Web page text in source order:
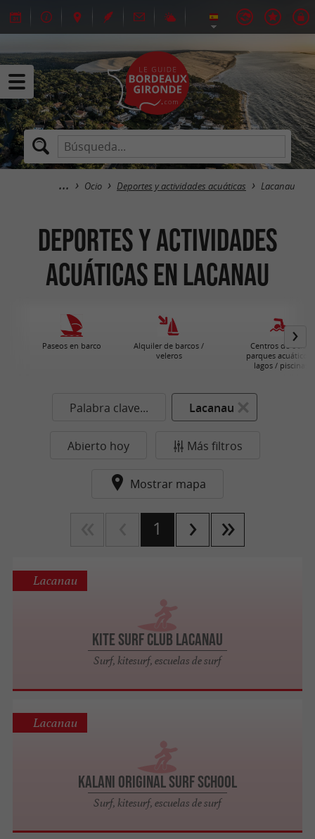
Ocio Deportes y actividades acuáticas Lacanau
Deportes y actividades
acuáticas en Lacanau
Paseos en barco
Alquiler de barcos /
veleros
Centros de ocio /
parques acuáticos
lagos / piscinas
Palabra clave... Lacanau
Abierto hoy Más filtros
Mostrar mapa
1
Kite Surf Club Lacanau
Surf, kitesurf, escuelas de surf
Lacanau
Kalani original surf school
Surf, kitesurf, escuelas de surf
Lacanau